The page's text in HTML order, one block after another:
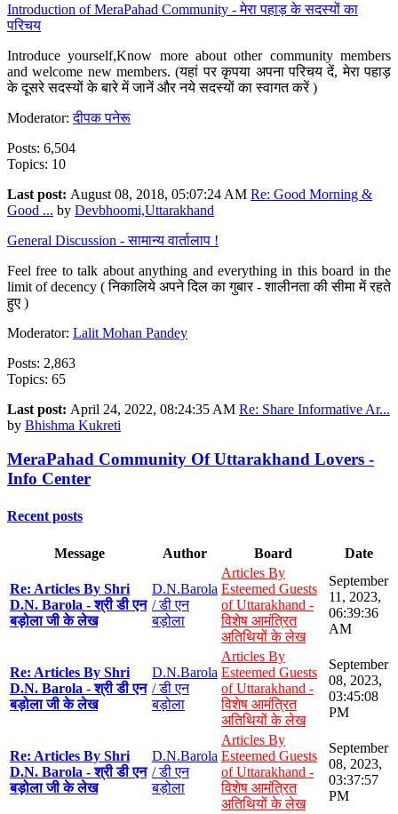
Introduction of MeraPahad Community - मेरा पहाड़ के सदस्यों का
परिचय
Introduce yourself,Know more about other community members
and welcome new members. (यहां पर कृपया अपना परिचय दें, मेरा पहाड़
के दूसरे सदस्यों के बारे में जानें और नये सदस्यों का स्वागत करें )
Moderator:दीपक पनेरू
Posts: 6,504
Topics: 10
Last post: August 08, 2018, 05:07:24 AM Re: Good Morning &
Good ... by Devbhoomi,Uttarakhand
General Discussion - सामान्य वार्तालाप !
Feel free to talk about anything and everything in this board in the
limit of decency ( निकालिये अपने दिल का गुबार - शालीनता की सीमा में रहते
हुए )
Moderator: Lalit Mohan Pandey
Posts: 2,863
Topics: 65
Last post: April 24, 2022, 08:24:35 AM Re: Share Informative Ar...
by Bhishma Kukreti
MeraPahad Community Of Uttarakhand Lovers -
Info Center
Recent posts
Message Author Board Date
Re: Articles By Shri
D.N. Barola - श्री डी एन
बड़ोला जी के लेख
D.N.Barola
/ डी एन
बड़ोला
Articles By
Esteemed Guests
of Uttarakhand -
विशेष आमंत्रित
अतिथियों के लेख
September
11, 2023,
06:39:36
AM
Re: Articles By Shri
D.N. Barola - श्री डी एन
बड़ोला जी के लेख
D.N.Barola
/ डी एन
बड़ोला
Articles By
Esteemed Guests
of Uttarakhand -
विशेष आमंत्रित
अतिथियों के लेख
September
08, 2023,
03:45:08
PM
Re: Articles By Shri
D.N. Barola - श्री डी एन
बड़ोला जी के लेख
D.N.Barola
/ डी एन
बड़ोला
Articles By
Esteemed Guests
of Uttarakhand -
विशेष आमंत्रित
अतिथियों के लेख
September
08, 2023,
03:37:57
PM